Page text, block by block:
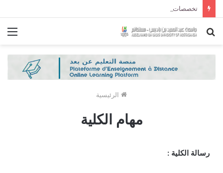
بحث
الرئيسية
مهام الكلية
رسالة الكلية :